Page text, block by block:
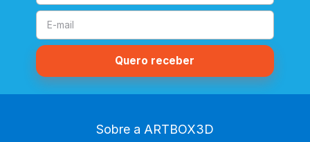
Sobre a ARTBOX3D